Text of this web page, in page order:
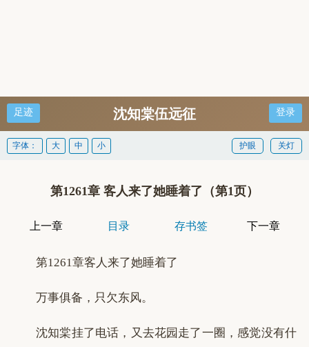
足迹 沈知棠伍远征 登录
关灯
护眼
字体： 大 中 小
第1261章 客人来了她睡着了（第1页）
上一章 目录 存书签 下一章
第1261章客人来了她睡着了
万事俱备，只欠东风。
沈知棠挂了电话，又去花园走了一圈，感觉没有什